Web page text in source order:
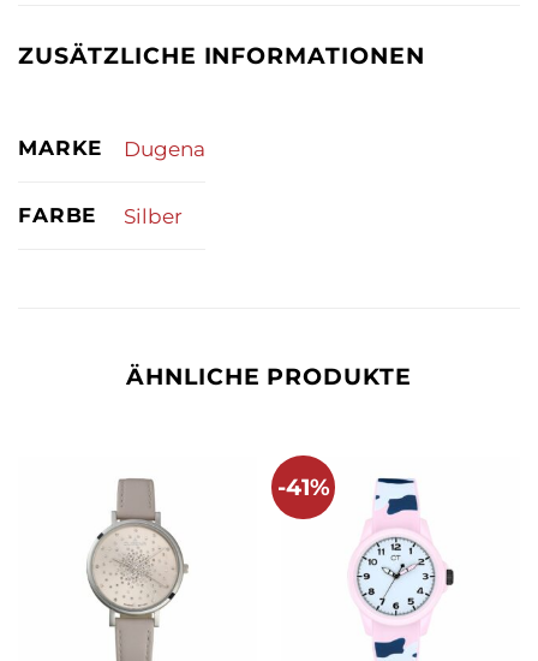
ZUSÄTZLICHE INFORMATIONEN
MARKE Dugena
FARBE Silber
ÄHNLICHE PRODUKTE
-41%